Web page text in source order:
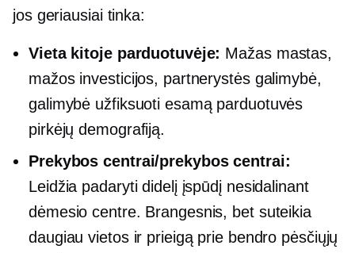
jos geriausiai tinka:
Vieta kitoje parduotuvėje: Mažas mastas,
mažos investicijos, partnerystės galimybė,
galimybė užfiksuoti esamą parduotuvės
pirkėjų demografiją.
Prekybos centrai/prekybos centrai:
Leidžia padaryti didelį įspūdį nesidalinant
dėmesio centre. Brangesnis, bet suteikia
daugiau vietos ir prieigą prie bendro pėsčiųjų